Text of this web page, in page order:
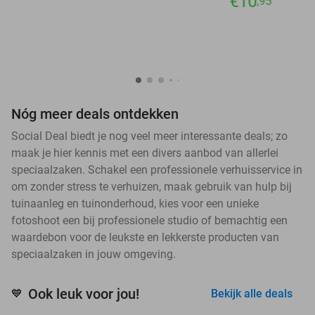
Nóg meer deals ontdekken
Social Deal biedt je nog veel meer interessante deals; zo
maak je hier kennis met een divers aanbod van allerlei
speciaalzaken. Schakel een professionele verhuisservice in
om zonder stress te verhuizen, maak gebruik van hulp bij
tuinaanleg en tuinonderhoud, kies voor een unieke
fotoshoot een bij professionele studio of bemachtig een
waardebon voor de leukste en lekkerste producten van
speciaalzaken in jouw omgeving.
💙 Ook leuk voor jou! Bekijk alle deals